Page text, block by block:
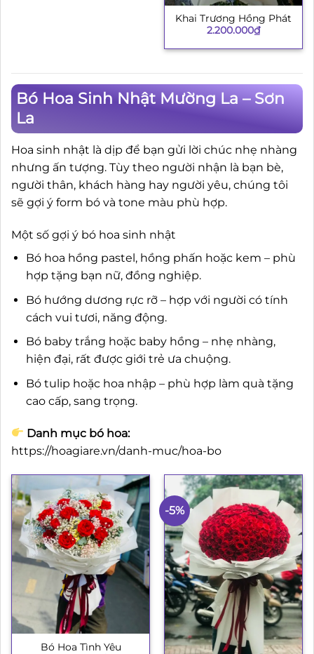
Khai Trương Hồng Phát
2.200.000₫
Bó Hoa Sinh Nhật Mường La – Sơn
La
Hoa sinh nhật là dịp để bạn gửi lời chúc nhẹ nhàng
nhưng ấn tượng. Tùy theo người nhận là bạn bè,
người thân, khách hàng hay người yêu, chúng tôi
sẽ gợi ý form bó và tone màu phù hợp.
Một số gợi ý bó hoa sinh nhật
Bó hoa hồng pastel, hồng phấn hoặc kem – phù
hợp tặng bạn nữ, đồng nghiệp.
Bó hướng dương rực rỡ – hợp với người có tính
cách vui tươi, năng động.
Bó baby trắng hoặc baby hồng – nhẹ nhàng,
hiện đại, rất được giới trẻ ưa chuộng.
Bó tulip hoặc hoa nhập – phù hợp làm quà tặng
cao cấp, sang trọng.
Danh mục bó hoa:
https://hoagiare.vn/danh-muc/hoa-bo
Bó Hoa Tình Yêu
-5%